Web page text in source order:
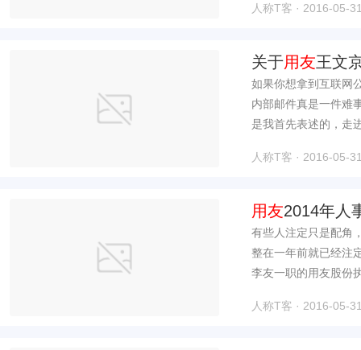
人称T客 · 2016-05-
关于用友王文
联网
如果你想拿到互联网
内部邮件真是一件难
是我首先表述的，走
人称T客 · 2016-05-
用友2014年人
有些人注定只是配角
整在一年前就已经注
李友一职的用友股份
人称T客 · 2016-05-